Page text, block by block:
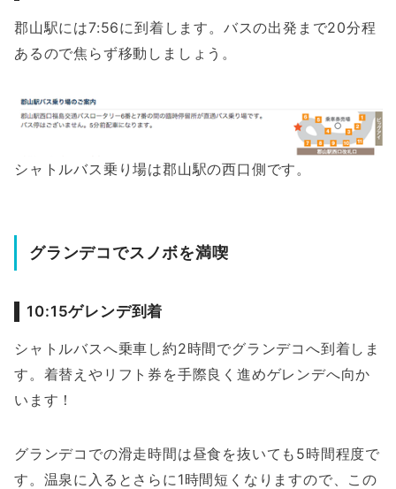
郡山駅には7:56に到着します。バスの出発まで20分程
あるので焦らず移動しましょう。
シャトルバス乗り場は郡山駅の西口側です。
グランデコでスノボを満喫
10:15ゲレンデ到着
シャトルバスへ乗車し約2時間でグランデコへ到着しま
す。着替えやリフト券を手際良く進めゲレンデへ向か
います！
グランデコでの滑走時間は昼食を抜いても5時間程度で
す。温泉に入るとさらに1時間短くなりますので、この